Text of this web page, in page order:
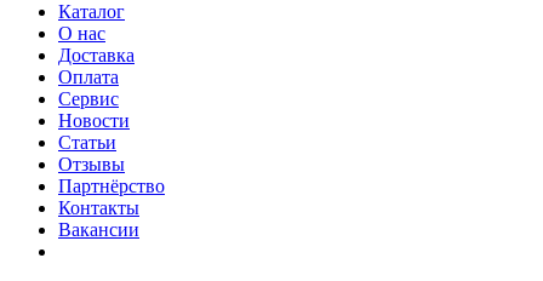
Каталог
О нас
Доставка
Оплата
Сервис
Новости
Статьи
Отзывы
Партнёрство
Контакты
Вакансии